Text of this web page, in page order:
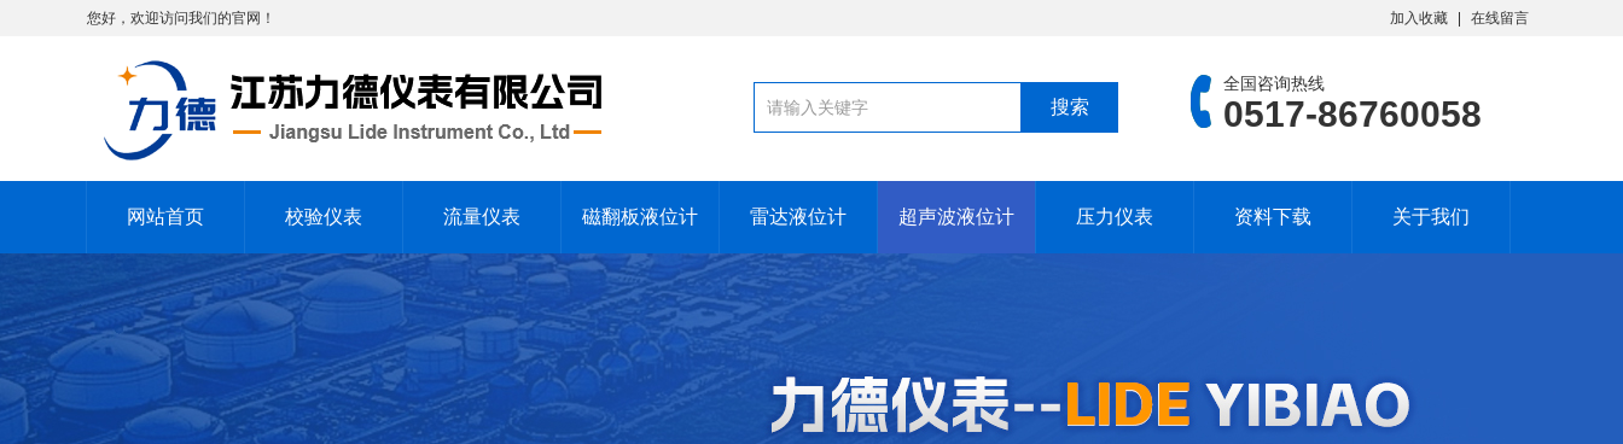
您好，欢迎访问我们的官网！ 加入收藏 在线留言
全国咨询热线
0517-86760058
网站首页 校验仪表 流量仪表 磁翻板液位计 雷达液位计 超声波液位计 压力仪表 资料下载 关于我们